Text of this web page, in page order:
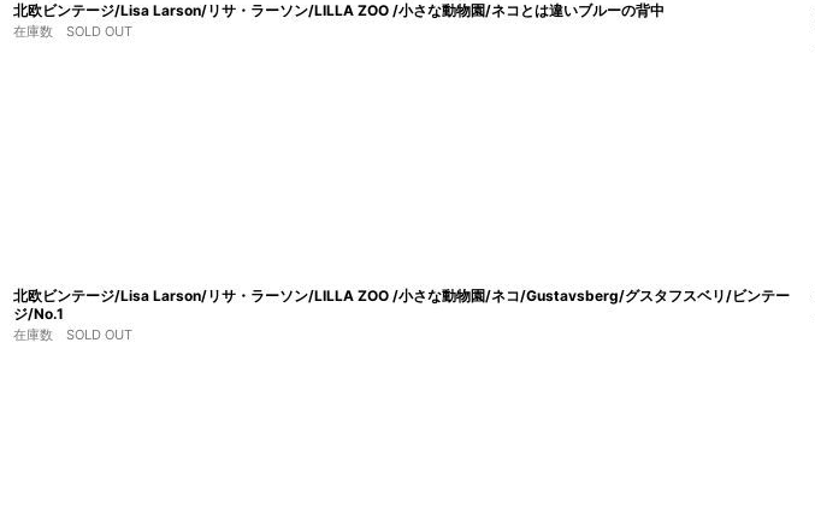
北欧ビンテージ/Lisa Larson/リサ・ラーソン/LILLA ZOO /小さな動物園/ネコとは違いブルーの背中
在庫数 SOLD OUT
北欧ビンテージ/Lisa Larson/リサ・ラーソン/LILLA ZOO /小さな動物園/ネコ/Gustavsberg/グスタフスベリ/ビンテー
ジ/No.1
在庫数 SOLD OUT